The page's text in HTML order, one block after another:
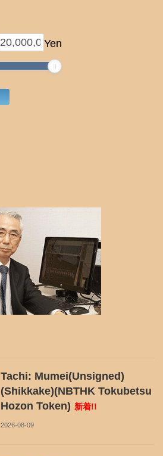
Yen
Tachi: Mumei(Unsigned)
(Shikkake)(NBTHK Tokubetsu
Hozon Token) 新着!!
2026-08-09